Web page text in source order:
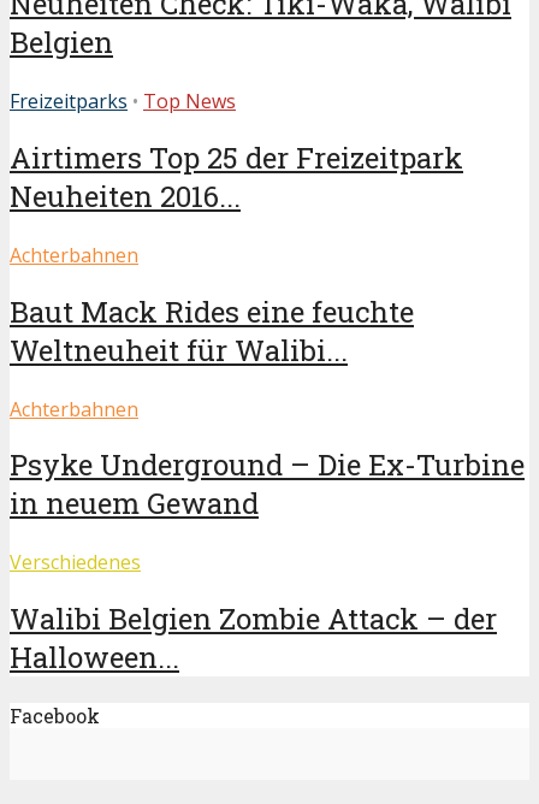
Belgien
Freizeitparks • Top News
Airtimers Top 25 der Freizeitpark
Neuheiten 2016...
Achterbahnen
Baut Mack Rides eine feuchte
Weltneuheit für Walibi...
Achterbahnen
Psyke Underground – Die Ex-Turbine
in neuem Gewand
Verschiedenes
Walibi Belgien Zombie Attack – der
Halloween...
Facebook